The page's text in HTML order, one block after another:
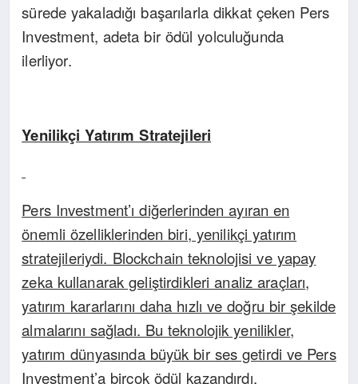
sürede yakaladığı başarılarla dikkat çeken Pers
Investment, adeta bir ödül yolculuğunda
ilerliyor.
Yenilikçi Yatırım Stratejileri
Pers Investment’ı diğerlerinden ayıran en
önemli özelliklerinden biri, yenilikçi yatırım
stratejileriydi. Blockchain teknolojisi ve yapay
zeka kullanarak geliştirdikleri analiz araçları,
yatırım kararlarını daha hızlı ve doğru bir şekilde
almalarını sağladı. Bu teknolojik yenilikler,
yatırım dünyasında büyük bir ses getirdi ve Pers
Investment’a birçok ödül kazandırdı.